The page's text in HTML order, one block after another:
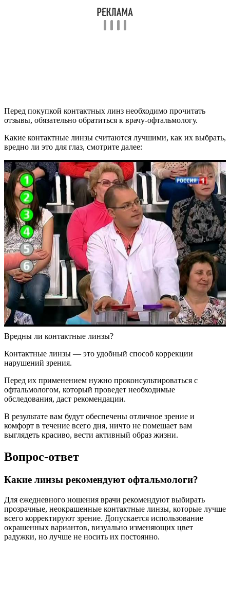
Перед покупкой контактных линз необходимо прочитать
отзывы, обязательно обратиться к врачу-офтальмологу.
Какие контактные линзы считаются лучшими, как их выбрать,
вредно ли это для глаз, смотрите далее:
Вредны ли контактные линзы?
Контактные линзы — это удобный способ коррекции
нарушений зрения.
Перед их применением нужно проконсультироваться с
офтальмологом, который проведет необходимые
обследования, даст рекомендации.
В результате вам будут обеспечены отличное зрение и
комфорт в течение всего дня, ничто не помешает вам
выглядеть красиво, вести активный образ жизни.
Вопрос-ответ
Какие линзы рекомендуют офтальмологи?
Для ежедневного ношения врачи рекомендуют выбирать
прозрачные, неокрашенные контактные линзы, которые лучше
всего корректируют зрение. Допускается использование
окрашенных вариантов, визуально изменяющих цвет
радужки, но лучше не носить их постоянно.